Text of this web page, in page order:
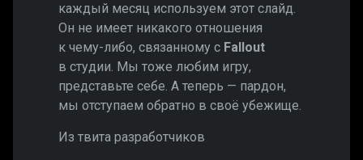
каждый месяц используем этот слайд.
Он не имеет никакого отношения
к чему-либо, связанному с Fallout
в студии. Мы тоже любим игру,
представьте себе. А теперь — пардон,
мы отступаем обратно в своё убежище.
Из твита разработчиков